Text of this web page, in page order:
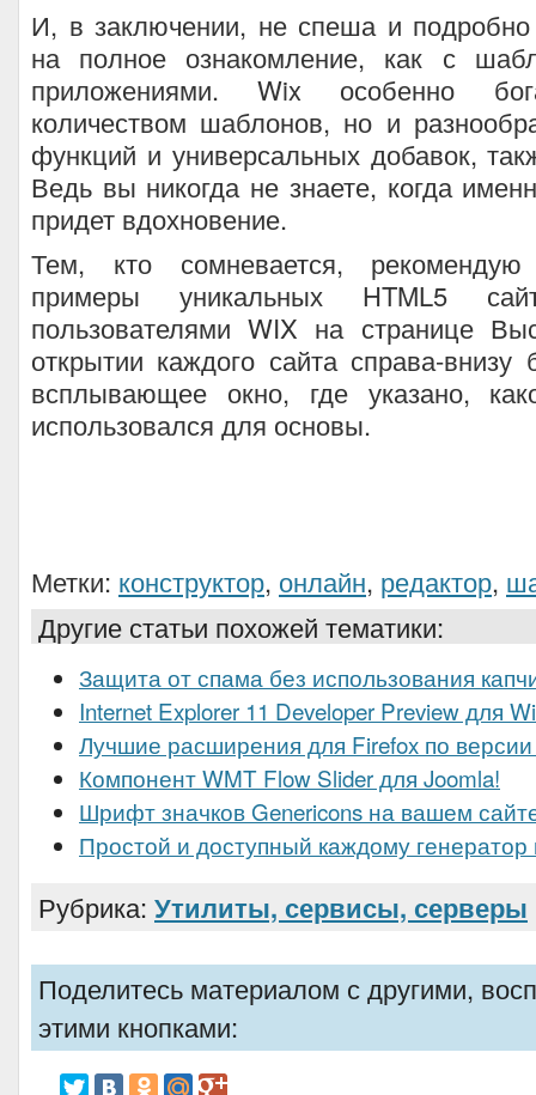
И, в заключении, не спеша и подробно
на полное ознакомление, как с
приложениями. Wix особенно
количеством шаблонов, но и
функций и универсальных добавок,
Ведь вы никогда не знаете, когда
придет вдохновение.
Тем, кто сомневается,
примеры уникальных HTML5
пользователями WIX на странице
открытии каждого сайта справа-внизу
всплывающее окно, где указано,
использовался для основы.
Метки: конструктор, онлайн, редактор,
Другие статьи похожей тематики:
Защита от спама без использования
Internet Explorer 11 Developer Preview для
Лучшие расширения для Firefox по версии
Компонент WMT Flow Slider для Joomla!
Шрифт значков Genericons на вашем
Простой и доступный каждому
Рубрика: Утилиты, сервисы, серверы
Поделитесь материалом с другими,
этими кнопками: